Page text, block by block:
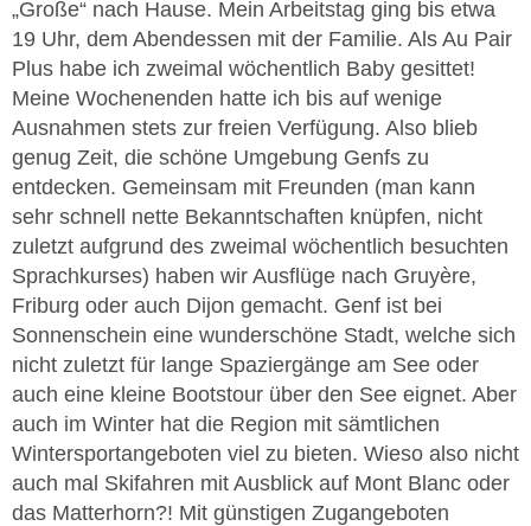
„Große“ nach Hause. Mein Arbeitstag ging bis etwa
19 Uhr, dem Abendessen mit der Familie. Als Au Pair
Plus habe ich zweimal wöchentlich Baby gesittet!
Meine Wochenenden hatte ich bis auf wenige
Ausnahmen stets zur freien Verfügung. Also blieb
genug Zeit, die schöne Umgebung Genfs zu
entdecken. Gemeinsam mit Freunden (man kann
sehr schnell nette Bekanntschaften knüpfen, nicht
zuletzt aufgrund des zweimal wöchentlich besuchten
Sprachkurses) haben wir Ausflüge nach Gruyère,
Friburg oder auch Dijon gemacht. Genf ist bei
Sonnenschein eine wunderschöne Stadt, welche sich
nicht zuletzt für lange Spaziergänge am See oder
auch eine kleine Bootstour über den See eignet. Aber
auch im Winter hat die Region mit sämtlichen
Wintersportangeboten viel zu bieten. Wieso also nicht
auch mal Skifahren mit Ausblick auf Mont Blanc oder
das Matterhorn?! Mit günstigen Zugangeboten